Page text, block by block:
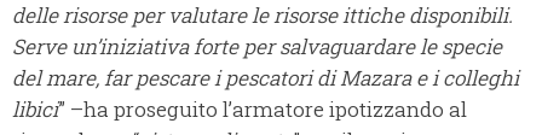
delle risorse per valutare le risorse ittiche disponibili.
Serve un’iniziativa forte per salvaguardare le specie
del mare, far pescare i pescatori di Mazara e i colleghi
libici” –ha proseguito l’armatore ipotizzando al